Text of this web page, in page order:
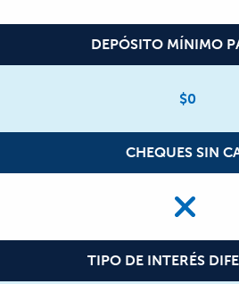
DEPÓSITO MÍNIMO
$0
CHEQUES SIN
TIPO DE INTERÉS